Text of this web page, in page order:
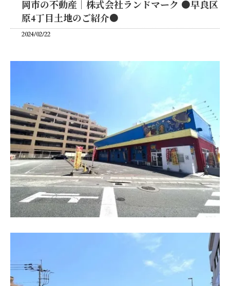
岡市の不動産｜株式会社ランドマーク ●早良区
原4丁目土地のご紹介●
2024/02/22